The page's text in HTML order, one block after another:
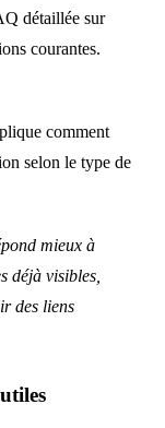
détaillée sur
courantes.
comment
selon le type de
mieux à
déjà visibles,
des liens